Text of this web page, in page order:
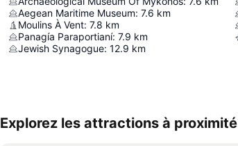
Aegean Maritime Museum: 7.6 km
Moulins À Vent: 7.8 km
Panagía Paraportianí: 7.9 km
Jewish Synagogue: 12.9 km
Explorez les attractions à proximité